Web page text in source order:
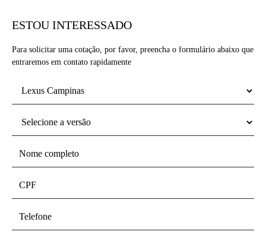
ESTOU INTERESSADO
Para solicitar uma cotação, por favor, preencha o formulário abaixo que
entraremos em contato rapidamente